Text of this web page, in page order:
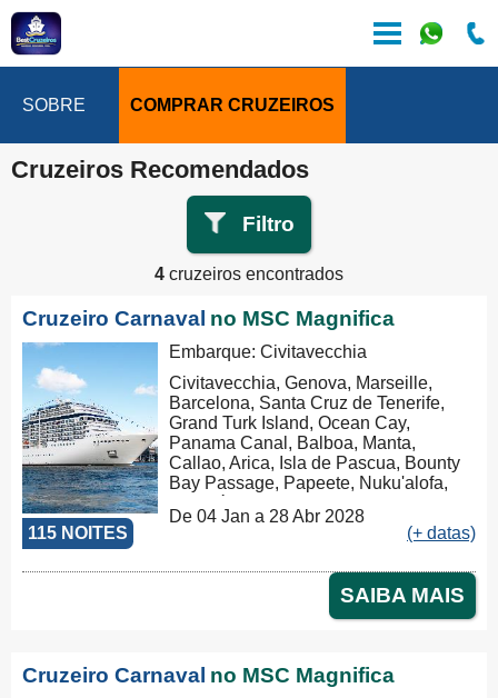
SOBRE COMPRAR CRUZEIROS
Cruzeiros Recomendados
Filtro
4 cruzeiros encontrados
Cruzeiro Carnaval no MSC Magnifica
115 NOITES
Embarque: Civitavecchia
Civitavecchia, Genova, Marseille,
Barcelona, Santa Cruz de Tenerife,
Grand Turk Island, Ocean Cay,
Panama Canal, Balboa, Manta,
Callao, Arica, Isla de Pascua, Bounty
Bay Passage, Papeete, Nuku'alofa,
Picton, Wellington, Sydney, Cairns,
Lombok, Benoa, Ho Chi Minh City,
Chabang, Kâmpóng Saôm, Singapore,
Port Klang (Pelabuhan Klang),
Colombo, Cochin, Mumbai (ex
Canal de Suez, El Iskandariya
(Alexandria), Civitavecchia
De 04 Jan a 28 Abr 2028
(+ datas)
SAIBA MAIS
Cruzeiro Carnaval no MSC Magnifica